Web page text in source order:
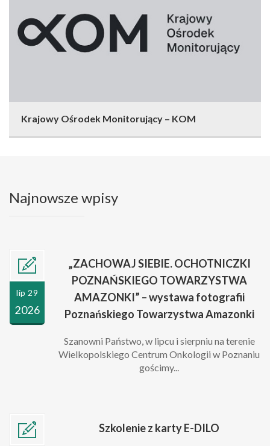
Krajowy Ośrodek Monitorujący – KOM
Najnowsze wpisy
lip 29
2026
„ZACHOWAJ SIEBIE. OCHOTNICZKI
POZNAŃSKIEGO TOWARZYSTWA
AMAZONKI” – wystawa fotografii
Poznańskiego Towarzystwa Amazonki
Szanowni Państwo, w lipcu i sierpniu na terenie
Wielkopolskiego Centrum Onkologii w Poznaniu
gościmy...
Szkolenie z karty E-DILO